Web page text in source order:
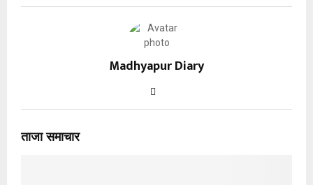
Madhyapur Diary
ताजा समाचार